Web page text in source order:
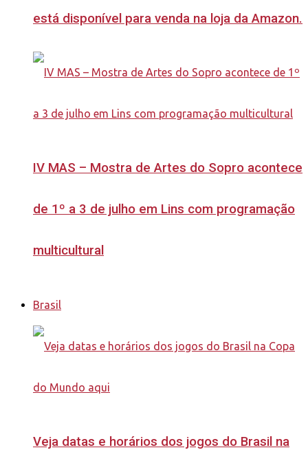
está disponível para venda na loja da Amazon.
IV MAS – Mostra de Artes do Sopro acontece
de 1º a 3 de julho em Lins com programação
multicultural
Brasil
Veja datas e horários dos jogos do Brasil na